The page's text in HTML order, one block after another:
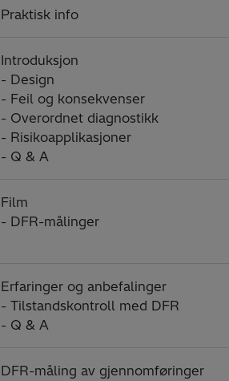
Praktisk info
Introduksjon
- Design
- Feil og konsekvenser
- Overordnet diagnostikk
- Risikoapplikasjoner
- Q & A
Film
- DFR-målinger
Erfaringer og anbefalinger
- Tilstandskontroll med DFR
- Q & A
DFR-måling av gjennomføringer